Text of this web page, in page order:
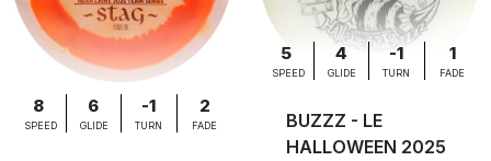
8
SPEED
6
GLIDE
-1
TURN
2
FADE
5
SPEED
4
GLIDE
-1
TURN
1
FADE
BUZZZ - LE
HALLOWEEN 2025